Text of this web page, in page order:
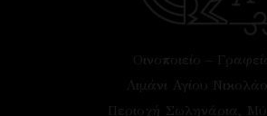
Οινοποιείο –
Λιμάνι Αγίου
Περιοχή Σωληνάρια,